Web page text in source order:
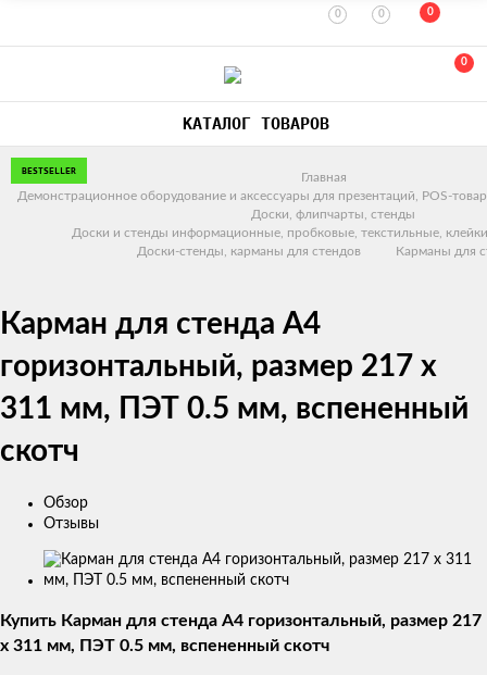
0 0 0
0
КАТАЛОГ ТОВАРОВ
Главная
Демонстрационное оборудование и аксессуары для презентаций, POS-
Доски, флипчарты, стенды
Доски и стенды информационные, пробковые, текстильные,
Доски-стенды, карманы для стендов
Карманы для
Карман для стенда А4
горизонтальный, размер 217 х
311 мм, ПЭТ 0.5 мм, вспененный
скотч
Обзор
Отзывы
Изображения
BESTSELLER
Купить Карман для стенда А4 горизонтальный, размер 217
х 311 мм, ПЭТ 0.5 мм, вспененный скотч